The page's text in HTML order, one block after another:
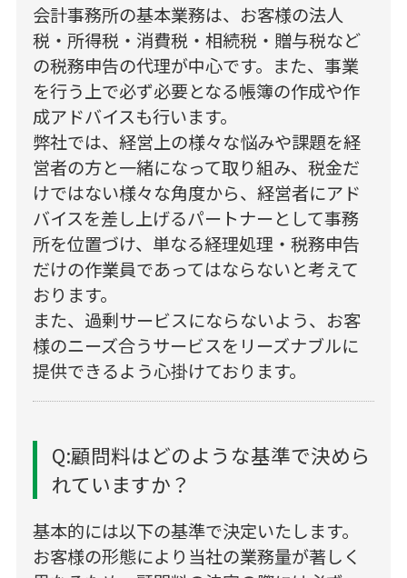
会計事務所の基本業務は、お客様の法人
税・所得税・消費税・相続税・贈与税など
の税務申告の代理が中心です。また、事業
を行う上で必ず必要となる帳簿の作成や作
成アドバイスも行います。
弊社では、経営上の様々な悩みや課題を経
営者の方と一緒になって取り組み、税金だ
けではない様々な角度から、経営者にアド
バイスを差し上げるパートナーとして事務
所を位置づけ、単なる経理処理・税務申告
だけの作業員であってはならないと考えて
おります。
また、過剰サービスにならないよう、お客
様のニーズ合うサービスをリーズナブルに
提供できるよう心掛けております。
Q:顧問料はどのような基準で決めら
れていますか？
基本的には以下の基準で決定いたします。
お客様の形態により当社の業務量が著しく